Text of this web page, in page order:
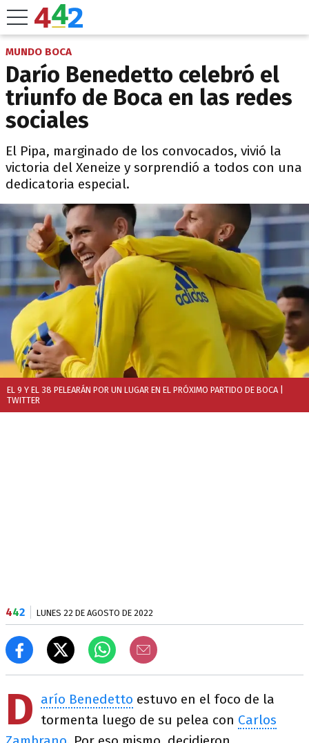
MUNDO BOCA
Darío Benedetto celebró el
triunfo de Boca en las redes
sociales
El Pipa, marginado de los convocados, vivió la
victoria del Xeneize y sorprendió a todos con una
dedicatoria especial.
EL 9 Y EL 38 PELEARÁN POR UN LUGAR EN EL PRÓXIMO PARTIDO DE BOCA
TWITTER
442 LUNES 22 DE AGOSTO DE 2022
D arío Benedetto estuvo en el foco de la
tormenta luego de su pelea con Carlos